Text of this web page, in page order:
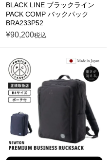
BLACK LINE ブラックライン
PACK COMP バックパック
BRA233P52
¥90,200税込